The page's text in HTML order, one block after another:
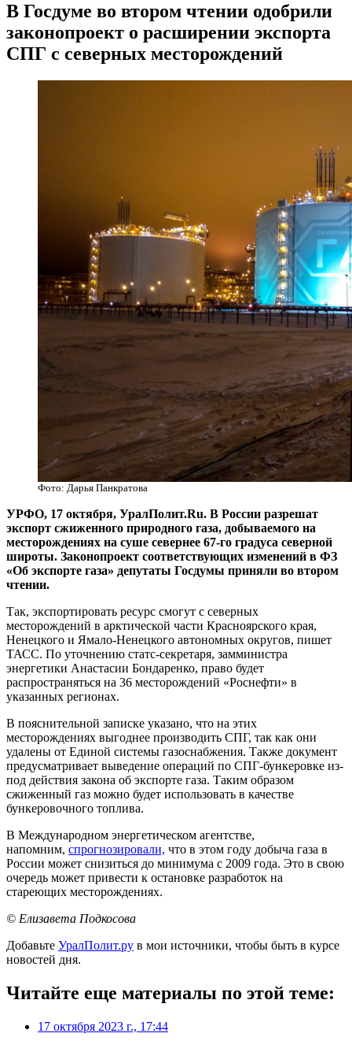
В Госдуме во втором чтении одобрили
законопроект о расширении экспорта
СПГ с северных месторождений
Фото: Дарья Панкратова
УРФО, 17 октября, УралПолит.Ru. В России разрешат
экспорт сжиженного природного газа, добываемого на
месторождениях на суше севернее 67-го градуса северной
широты. Законопроект соответствующих изменений в ФЗ
«Об экспорте газа» депутаты Госдумы приняли во втором
чтении.
Так, экспортировать ресурс смогут с северных
месторождений в арктической части Красноярского края,
Ненецкого и Ямало-Ненецкого автономных округов, пишет
ТАСС. По уточнению статс-секретаря, замминистра
энергетики Анастасии Бондаренко, право будет
распространяться на 36 месторождений «Роснефти» в
указанных регионах.
В пояснительной записке указано, что на этих
месторождениях выгоднее производить СПГ, так как они
удалены от Единой системы газоснабжения. Также документ
предусматривает выведение операций по СПГ-бункеровке из-
под действия закона об экспорте газа. Таким образом
сжиженный газ можно будет использовать в качестве
бункеровочного топлива.
В Международном энергетическом агентстве,
напомним, спрогнозировали, что в этом году добыча газа в
России может снизиться до минимума с 2009 года. Это в свою
очередь может привести к остановке разработок на
стареющих месторождениях.
© Елизавета Подкосова
Добавьте УралПолит.ру в мои источники, чтобы быть в курсе
новостей дня.
Читайте еще материалы по этой теме:
17 октября 2023 г., 17:44